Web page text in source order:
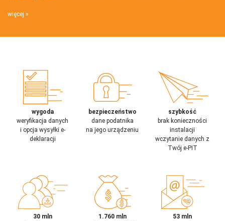
więcej
wygoda
weryfikacja danych
i opcja wysyłki e-
deklaracji
bezpieczeństwo
dane podatnika
na jego urządzeniu
szybkość
brak konieczności
instalacji
wczytanie danych z
Twój e-PIT
30 mln
1.760 mln
53 mln